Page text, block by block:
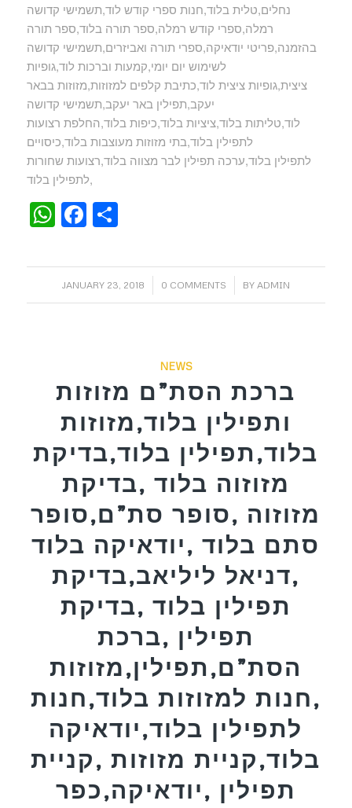
נחלים,טלית בלוד,חנות ספרי קודש לוד,תשמישי קדושה
רמלה,ספרי קודש רמלה,ספר תורה בלוד,ספר תורה
בהזמנה,פריטי יודאיקה,ספרי תורה ואביזרים,תשמישי קדושה
לשימוש יום יומי,קמעות וברכות לוד,גופיות
ציצית,גופיות ציצית לוד,כתיבת קלפים למזוזות,מזוזות בבאר
יעקב,תפילין באר יעקב,תשמישי קדושה
לוד,טליתות בלוד,ציציות בלוד,כיפות בלוד,החלפת רצועות
לתפילין בלוד,בתי מזוזות מעוצבות בלוד,כיסויים
לתפילין בלוד,ערכה תפילין לבר מצווה בלוד,רצועות שחורות
לתפילין בלוד,
WhatsApp
Facebook
Share
JANUARY 23, 2018
/ 0 COMMENTS
/ BY ADMIN
NEWS
ברכת הסת”ם מזוזות
ותפילין בלוד,מזוזות
בלוד,תפילין בלוד,בדיקת
מזוזוה בלוד ,בדיקת
מזוזוה ,סופר סת”ם,סופר
סתם בלוד ,יודאיקה בלוד
,דניאל ליליאב,בדיקת
תפילין בלוד ,בדיקת
תפילין ,ברכת
הסת”ם,תפילין,מזוזות
,חנות למזוזות בלוד,חנות
לתפילין בלוד,יודאיקה
בלוד,קניית מזוזות ,קניית
תפילין ,יודאיקה,כפר